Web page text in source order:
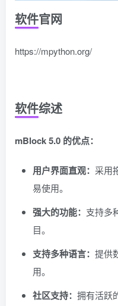
软件官网
https://mpython.org/
软件综述
mBlock 5.0 的优点：
用户界面直观： 采用
易使用。
强大的功能： 支持多
目。
支持多种语言： 提供
用。
社区支持： 拥有活跃